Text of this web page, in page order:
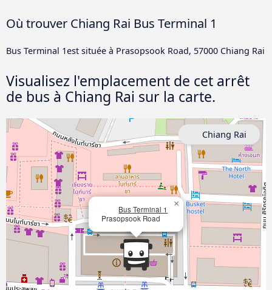
Où trouver Chiang Rai Bus Terminal 1
Bus Terminal 1est située à Prasopsook Road, 57000 Chiang Rai
Visualisez l'emplacement de cet arrêt
de bus à Chiang Rai sur la carte.
Bus Terminal 1
Prasopsook Road
×
Chiang Rai